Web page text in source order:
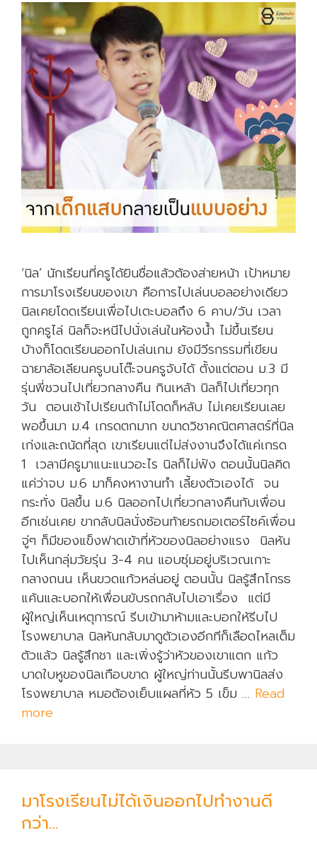
า
ร
เ
ห็
น
คุ
ณ
ค่
า
ข
อ
ง
ที่
ไ
ด้
รั
บ
‘นิล’ นักเรียนที่ครูได้ยินชื่อแล้วต้องส่ายหน้า เป้าหมาย
การมาโรงเรียนของเขา คือการไปเล่นบอลอย่างเดียว
นิลเคยโดดเรียนเพื่อไปเตะบอลถึง 6 คาบ/วัน เวลา
ถูกครูไล่ นิลก็จะหนีไปนั่งเล่นในห้องน้ำ ไม่ขึ้นเรียน
บ้างก็โดดเรียนออกไปเล่นเกม ยังมีวีรกรรมที่เขียน
ฉายาล้อเลียนครูบนโต๊ะจนครูจับได้ ตั้งแต่ตอน ม.3 มี
รุ่นพี่ชวนไปเที่ยวกลางคืน กินเหล้า นิลก็ไปเที่ยวทุก
วัน ตอนเช้าไปเรียนถ้าไม่โดดก็หลับ ไม่เคยเรียนเลย
พอขึ้นมา ม.4 เกรดตกมาก ขนาดวิชาคณิตศาสตร์ที่นิล
เก่งและถนัดที่สุด เขาเรียนแต่ไม่ส่งงานจึงได้แค่เกรด
1 เวลามีครูมาแนะแนวอะไร นิลก็ไม่ฟัง ตอนนั้นนิลคิด
แค่ว่าจบ ม.6 มาก็คงหางานทำ เลี้ยงตัวเองได้ จน
กระทั่ง นิลขึ้น ม.6 นิลออกไปเที่ยวกลางคืนกับเพื่อน
อีกเช่นเคย ขากลับนิลนั่งซ้อนท้ายรถมอเตอร์ไซค์เพื่อน
จู่ๆ ก็มีของแข็งฟาดเข้าที่หัวของนิลอย่างแรง นิลหัน
ไปเห็นกลุ่มวัยรุ่น 3-4 คน แอบซุ่มอยู่บริเวณเกาะ
กลางถนน เห็นขวดแก้วหล่นอยู่ ตอนนั้น นิลรู้สึกโกรธ
แค้นและบอกให้เพื่อนขับรถกลับไปเอาเรื่อง แต่มี
ผู้ใหญ่เห็นเหตุการณ์ รีบเข้ามาห้ามและบอกให้รีบไป
โรงพยาบาล นิลหันกลับมาดูตัวเองอีกทีก็เลือดไหลเต็ม
ตัวแล้ว นิลรู้สึกชา และเพิ่งรู้ว่าหัวของเขาแตก แก้ว
บาดใบหูของนิลเกือบขาด ผู้ใหญ่ท่านนั้นรีบพานิลส่ง
โรงพยาบาล หมอต้องเย็บแผลที่หัว 5 เข็ม … Read
more
บ
ที่
มาโรงเรียนไม่ได้เงินออกไปทำงานดี
กว่า…